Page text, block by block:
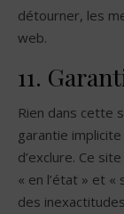
détourner, les
web.
11.
Rien dans cette
garantie
d’exclure. Ce
« en l’état » et
des